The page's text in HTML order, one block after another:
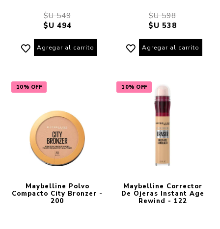
$U 549
$U 494
Agregar al carrito
$U 598
$U 538
Agregar al carrito
10% OFF
Maybelline Polvo
Compacto City Bronzer -
200
10% OFF
Maybelline Corrector
De Ojeras Instant Age
Rewind - 122